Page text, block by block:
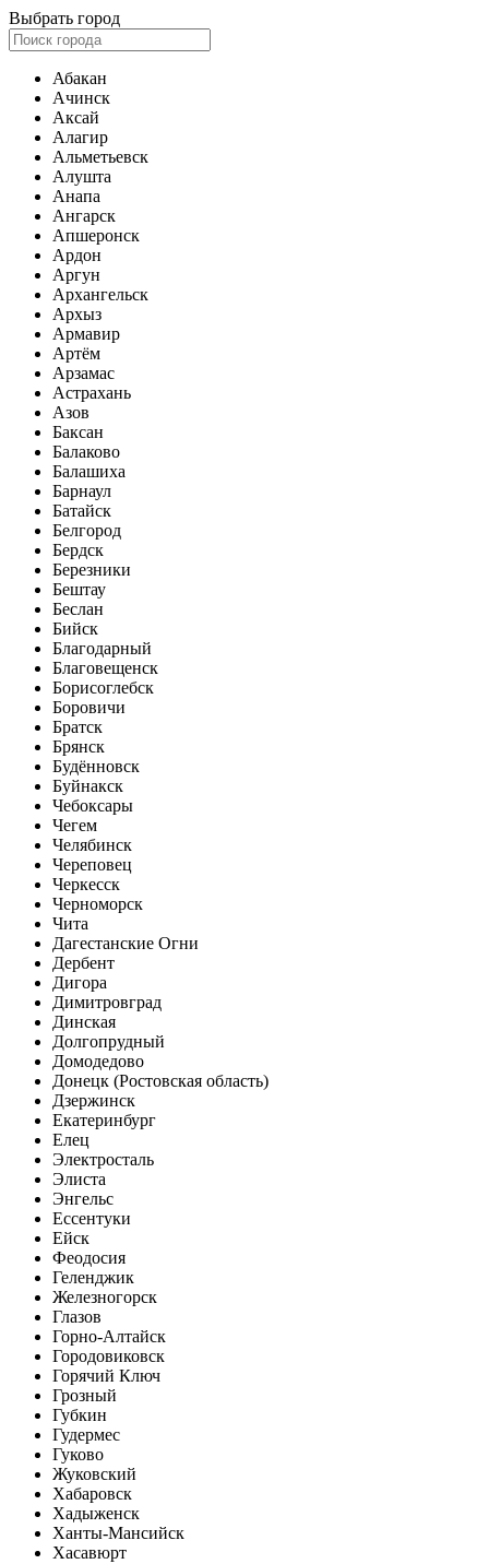
Выбрать город
Абакан
Ачинск
Аксай
Алагир
Альметьевск
Алушта
Анапа
Ангарск
Апшеронск
Ардон
Аргун
Архангельск
Архыз
Армавир
Артём
Арзамас
Астрахань
Азов
Баксан
Балаково
Балашиха
Барнаул
Батайск
Белгород
Бердск
Березники
Бештау
Беслан
Бийск
Благодарный
Благовещенск
Борисоглебск
Боровичи
Братск
Брянск
Будённовск
Буйнакск
Чебоксары
Чегем
Челябинск
Череповец
Черкесск
Черноморск
Чита
Дагестанские Огни
Дербент
Дигора
Димитровград
Динская
Долгопрудный
Домодедово
Донецк (Ростовская область)
Дзержинск
Екатеринбург
Елец
Электросталь
Элиста
Энгельс
Ессентуки
Ейск
Феодосия
Геленджик
Железногорск
Глазов
Горно-Алтайск
Городовиковск
Горячий Ключ
Грозный
Губкин
Гудермес
Гуково
Жуковский
Хабаровск
Хадыженск
Ханты-Мансийск
Хасавюрт